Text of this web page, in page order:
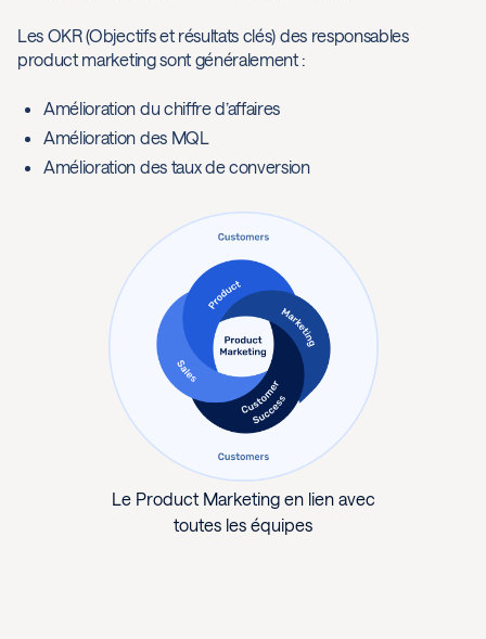
Les OKR (Objectifs et résultats clés) des responsables
product marketing sont généralement :
Amélioration du chiffre d’affaires
Amélioration des MQL
Amélioration des taux de conversion
Le Product Marketing en lien avec
toutes les équipes